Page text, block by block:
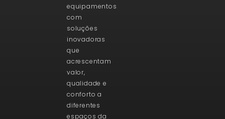
equipamentos
com
soluções
inovadoras
que
acrescentam
valor,
qualidade e
conforto a
diferentes
espaços da